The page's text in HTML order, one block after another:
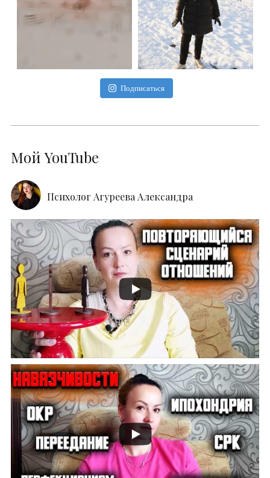
Подписаться
Мой YouTube
Психолог Агуреева Александра